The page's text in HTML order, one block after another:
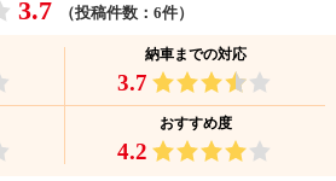
3.7 （投稿件数：6件）
納車までの対応
3.7
おすすめ度
4.2